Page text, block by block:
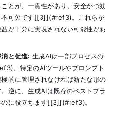
とが、一貫性があり、安全かつ効
不可欠です[[3]](#ref3)。これらが
が十分に実現されない可能性があ
と促進: 生成AIは一部プロセスの
、特定のAIツールやプロンプト
的に管理されなければ新たな形の
逆に、生成AIは既存のベストプラ
のに役立ちます[[3]](#ref3)。